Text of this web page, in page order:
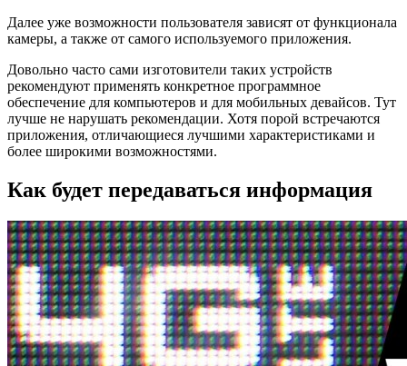
Далее уже возможности пользователя зависят от функционала
камеры, а также от самого используемого приложения.
Довольно часто сами изготовители таких устройств
рекомендуют применять конкретное программное
обеспечение для компьютеров и для мобильных девайсов. Тут
лучше не нарушать рекомендации. Хотя порой встречаются
приложения, отличающиеся лучшими характеристиками и
более широкими возможностями.
Как будет передаваться информация